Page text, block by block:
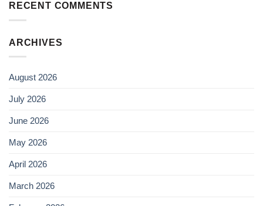
RECENT COMMENTS
ARCHIVES
August 2026
July 2026
June 2026
May 2026
April 2026
March 2026